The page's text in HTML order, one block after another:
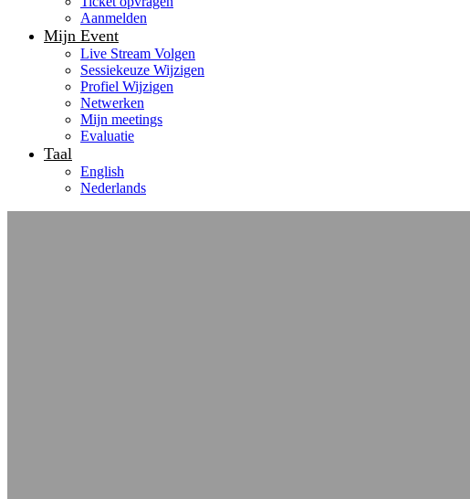
Aanmelden
Mijn Event
Live Stream Volgen
Sessiekeuze Wijzigen
Profiel Wijzigen
Netwerken
Mijn meetings
Evaluatie
Taal
English
Nederlands